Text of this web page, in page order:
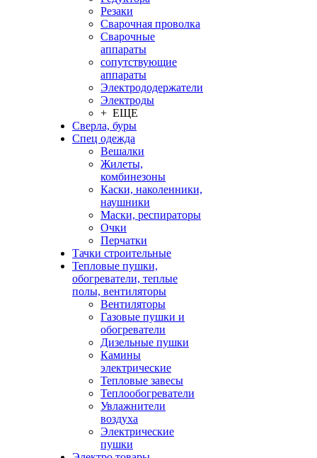
Резаки
Сварочная проволка
Сварочные
аппараты
сопутствующие
аппараты
Электрододержатели
Электроды
+ ЕЩЕ
Сверла, буры
Спец одежда
Вешалки
Жилеты,
комбинезоны
Каски, наколенники,
наушники
Маски, респираторы
Очки
Перчатки
Тачки строительные
Тепловые пушки,
обогреватели, теплые
полы, вентиляторы
Вентиляторы
Газовые пушки и
обогреватели
Дизельные пушки
Камины
электрические
Тепловые завесы
Теплообогреватели
Увлажнители
воздуха
Электрические
пушки